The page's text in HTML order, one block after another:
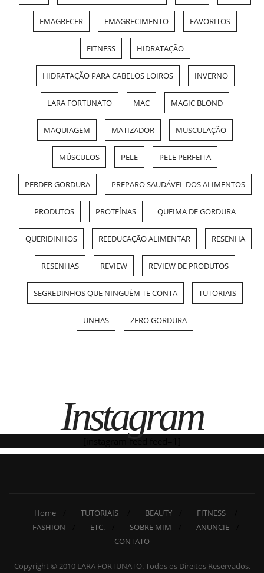
EMAGRECER EMAGRECIMENTO FAVORITOS
FITNESS HIDRATAÇÃO
HIDRATAÇÃO PARA CABELOS LOIROS INVERNO
LARA FORTUNATO MAC MAGIC BLOND
MAQUIAGEM MATIZADOR MUSCULAÇÃO
MÚSCULOS PELE PELE PERFEITA
PERDER GORDURA PREPARO SAUDÁVEL DOS ALIMENTOS
PRODUTOS PROTEÍNAS QUEIMA DE GORDURA
QUERIDINHOS REEDUCAÇÃO ALIMENTAR RESENHA
RESENHAS REVIEW REVIEW DE PRODUTOS
SEGREDINHOS QUE NINGUÉM TE CONTA TUTORIAIS
UNHAS ZERO GORDURA
Instagram
[instagram-feed feed=1]
Home TUTORIAIS BEAUTY
FITNESS
FASHION
ETC. SOBRE MIM
ANUNCIE
CONTATO
Copyright © 2010 LARA FORTUNATO. Todos os Direitos Reservados.